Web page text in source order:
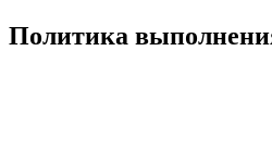
Политика